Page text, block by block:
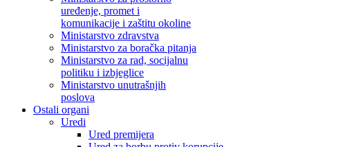
uređenje, promet i
komunikacije i zaštitu okoline
Ministarstvo zdravstva
Ministarstvo za boračka pitanja
Ministarstvo za rad, socijalnu
politiku i izbjeglice
Ministarstvo unutrašnjih
poslova
Ostali organi
Uredi
Ured premijera